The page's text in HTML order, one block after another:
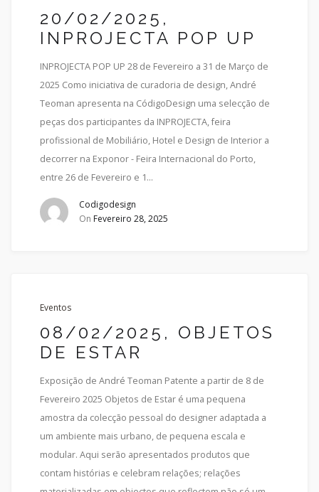
20/02/2025,
INPROJECTA POP UP
INPROJECTA POP UP 28 de Fevereiro a 31 de Março de
2025 Como iniciativa de curadoria de design, André
Teoman apresenta na CódigoDesign uma selecção de
peças dos participantes da INPROJECTA, feira
profissional de Mobiliário, Hotel e Design de Interior a
decorrer na Exponor - Feira Internacional do Porto,
entre 26 de Fevereiro e 1...
Codigodesign
On Fevereiro 28, 2025
Eventos
08/02/2025, OBJETOS
DE ESTAR
Exposição de André Teoman Patente a partir de 8 de
Fevereiro 2025 Objetos de Estar é uma pequena
amostra da colecção pessoal do designer adaptada a
um ambiente mais urbano, de pequena escala e
modular. Aqui serão apresentados produtos que
contam histórias e celebram relações; relações